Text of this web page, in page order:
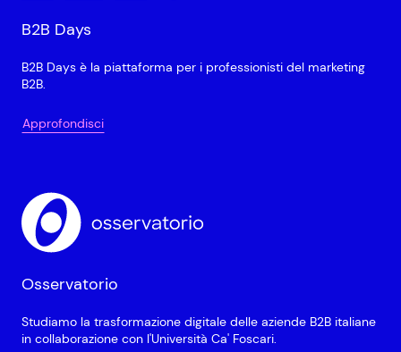
B2B Days
B2B Days è la piattaforma per i professionisti del marketing
B2B.
Approfondisci
Osservatorio
Studiamo la trasformazione digitale delle aziende B2B italiane
in collaborazione con l'Università Ca' Foscari.